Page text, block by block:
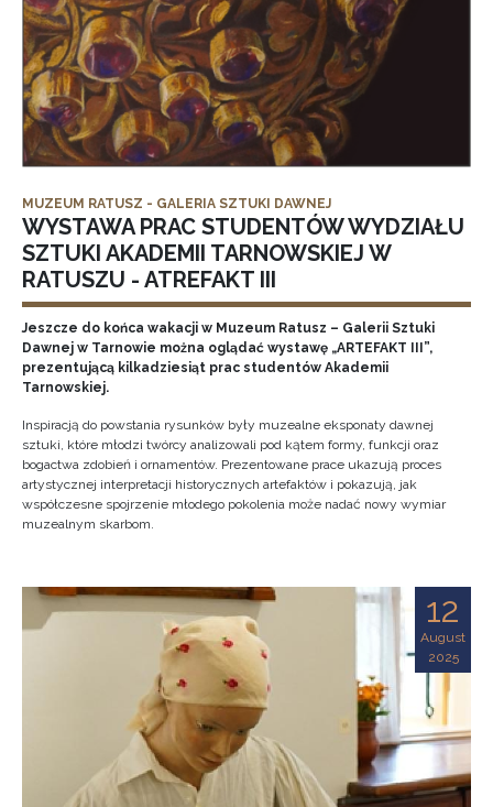
MUZEUM RATUSZ - GALERIA SZTUKI DAWNEJ
WYSTAWA PRAC STUDENTÓW WYDZIAŁU
SZTUKI AKADEMII TARNOWSKIEJ W
RATUSZU - ATREFAKT III
Jeszcze do końca wakacji w Muzeum Ratusz – Galerii Sztuki
Dawnej w Tarnowie można oglądać wystawę „ARTEFAKT III”,
prezentującą kilkadziesiąt prac studentów Akademii
Tarnowskiej.
Inspiracją do powstania rysunków były muzealne eksponaty dawnej
sztuki, które młodzi twórcy analizowali pod kątem formy, funkcji oraz
bogactwa zdobień i ornamentów. Prezentowane prace ukazują proces
artystycznej interpretacji historycznych artefaktów i pokazują, jak
współczesne spojrzenie młodego pokolenia może nadać nowy wymiar
muzealnym skarbom.
12
August
2025